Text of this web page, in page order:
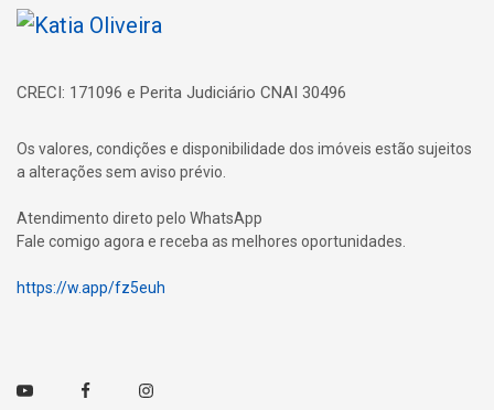
Página inicial
CRECI: 171096 e Perita Judiciário CNAI 30496
Os valores, condições e disponibilidade dos imóveis estão sujeitos
a alterações sem aviso prévio.
Atendimento direto pelo WhatsApp
Fale comigo agora e receba as melhores oportunidades.
https://w.app/fz5euh
Youtube FacebookInstagram